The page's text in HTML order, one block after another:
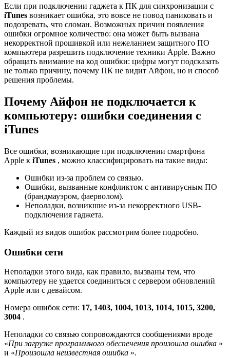
Если при подключении гаджета к ПК для синхронизации с
iTunes возникает ошибка, это вовсе не повод паниковать и
подозревать, что сломан. Возможных причин появления
ошибки огромное количество: она может быть вызвана
некорректной прошивкой или нежеланием защитного ПО
компьютера разрешить подключение техники Apple. Важно
обращать внимание на код ошибки: цифры могут подсказать
не только причину, почему ПК не видит Айфон, но и способ
решения проблемы.
Почему Айфон не подключается к
компьютеру: ошибки соединения с
iTunes
Все ошибки, возникающие при подключении смартфона
Apple к iTunes , можно классифицировать на такие виды:
Ошибки из-за проблем со связью.
Ошибки, вызванные конфликтом с антивирусным ПО
(брандмауэром, фаерволом).
Неполадки, возникшие из-за некорректного USB-
подключения гаджета.
Каждый из видов ошибок рассмотрим более подробно.
Ошибки сети
Неполадки этого вида, как правило, вызваны тем, что
компьютеру не удается соединиться с сервером обновлений
Apple или с девайсом.
Номера ошибок сети: 17, 1403, 1004, 1013, 1014, 1015, 3200,
3004 .
Неполадки со связью сопровождаются сообщениями вроде
«При загрузке программного обеспечения произошла ошибка »
и «Произошла неизвестная ошибка ».